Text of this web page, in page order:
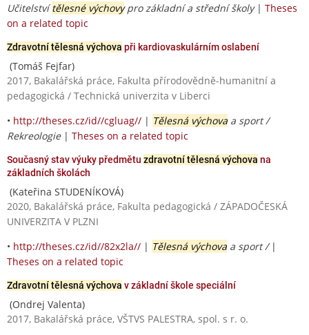
Učitelstvítělesné výchovypro základní a střední školy| Theses
on a related topic
Zdravotní tělesná výchova při kardiovaskulárním oslabení
(Tomáš Fejfar)
2017, Bakalářská práce, Fakulta přírodovědně-humanitní a
pedagogická / Technická univerzita v Liberci
• http://theses.cz/id//cgluag// | Tělesná výchova a sport /
Rekreologie| Theses on a related topic
Současný stav výuky předmětu zdravotní tělesná výchova na
základních školách
(Kateřina STUDENÍKOVÁ)
2020, Bakalářská práce, Fakulta pedagogická / ZÁPADOČESKÁ
UNIVERZITA V PLZNI
• http://theses.cz/id//82x2la// | Tělesná výchova a sport / |
Theses on a related topic
Zdravotní tělesná výchova v základní škole speciální
(Ondrej Valenta)
2017, Bakalářská práce, VŠTVS PALESTRA, spol. s r. o.